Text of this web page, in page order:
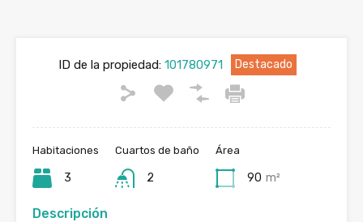
ID de la propiedad: 101780971 Destacado
Habitaciones
3
Cuartos de baño
2
Área
90 m²
Descripción